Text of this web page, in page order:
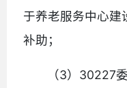
于养老服务中心建
补助；
（3）30227